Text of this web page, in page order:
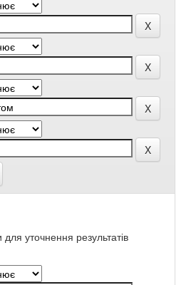
уточнення результатів